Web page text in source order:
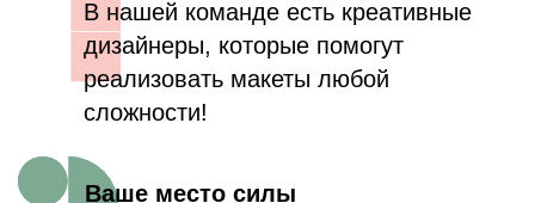
При создании ваших макетов с 0
мы используем только самые
В ногу со временем